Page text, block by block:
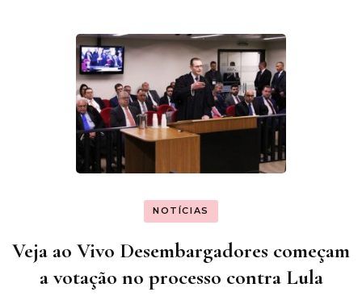
NOTÍCIAS
Veja ao Vivo Desembargadores começam
a votação no processo contra Lula